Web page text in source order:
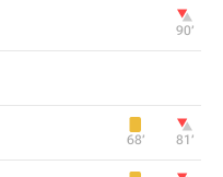
90‎’‎
68‎’‎ 81‎’‎